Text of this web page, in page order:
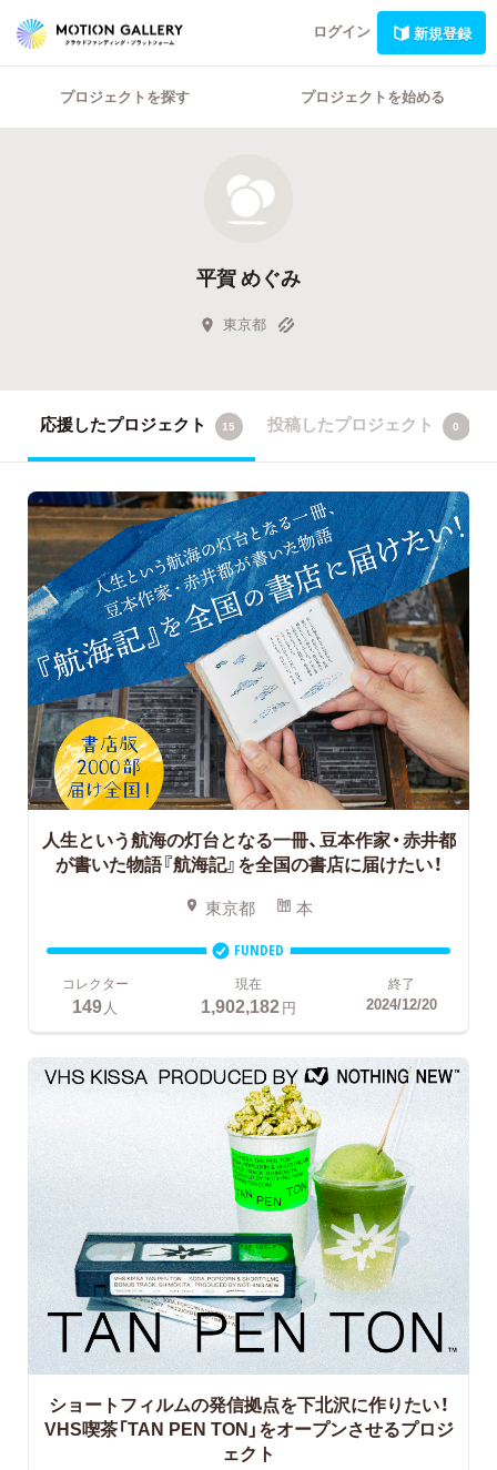
ログイン 新規登録
プロジェクトを探す プロジェクトを始める
平賀 めぐみ
東京都
応援したプロジェクト 15 投稿したプロジェクト 0
人生という航海の灯台となる一冊、豆本作家・赤井都
が書いた物語『航海記』を全国の書店に届けたい！
東京都 本
FUNDED
コレクター
149 人
現在
1,902,182円
終了
2024/12/20
ショートフィルムの発信拠点を下北沢に作りたい！
VHS喫茶「TAN PEN TON」をオープンさせるプロジ
ェクト